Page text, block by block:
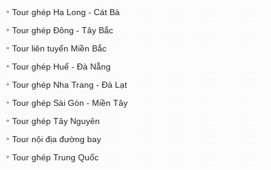
Tour ghép Hạ Long - Cát Bà
Tour ghép Đông - Tây Bắc
Tour liên tuyến Miền Bắc
Tour ghép Huế - Đà Nẵng
Tour ghép Nha Trang - Đà Lạt
Tour ghép Sài Gòn - Miền Tây
Tour ghép Tây Nguyên
Tour nội địa đường bay
Tour ghép Trung Quốc